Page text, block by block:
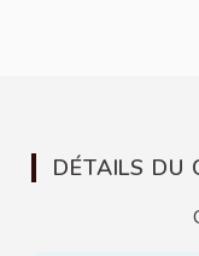
DÉTAILS DU